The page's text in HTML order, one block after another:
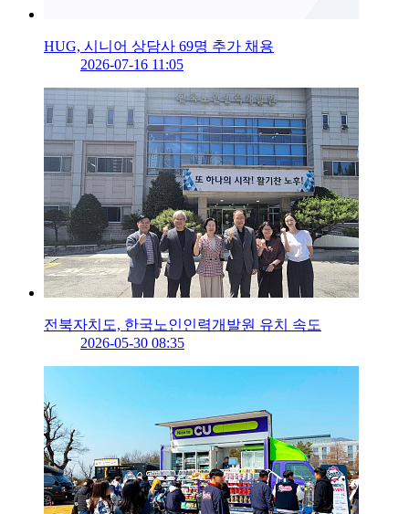
HUG, 시니어 상담사 69명 추가 채용
2026-07-16 11:05
전북자치도, 한국노인인력개발원 유치 속도
2026-05-30 08:35